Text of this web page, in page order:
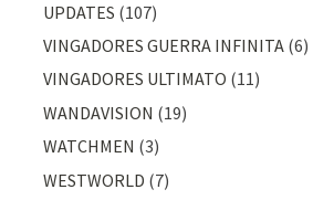
UPDATES (107)
VINGADORES GUERRA INFINITA (6)
VINGADORES ULTIMATO (11)
WANDAVISION (19)
WATCHMEN (3)
WESTWORLD (7)